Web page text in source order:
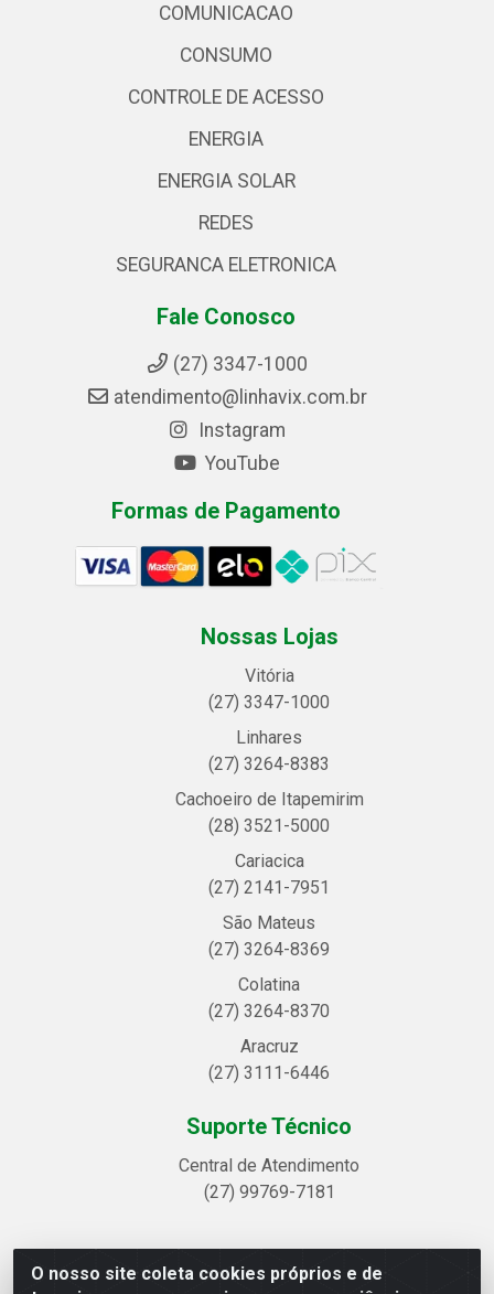
O nosso site coleta cookies próprios e de
COMUNICACAO
CONSUMO
CONTROLE DE ACESSO
ENERGIA
ENERGIA SOLAR
REDES
SEGURANCA ELETRONICA
Fale Conosco
(27) 3347-1000
atendimento@linhavix.com.br
Instagram
YouTube
Formas de Pagamento
Nossas Lojas
Vitória
(27) 3347-1000
Linhares
(27) 3264-8383
Cachoeiro de Itapemirim
(28) 3521-5000
Cariacica
(27) 2141-7951
São Mateus
(27) 3264-8369
Colatina
(27) 3264-8370
Aracruz
(27) 3111-6446
Suporte Técnico
Central de Atendimento
(27) 99769-7181
Linhavix Distribuidora LTDA - Avenida Alegre, 2521 -